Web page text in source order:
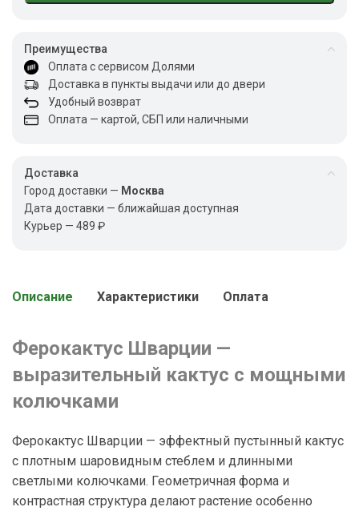
Преимущества
Оплата с сервисом Долями
Доставка в пункты выдачи или до двери
Удобный возврат
Оплата — картой, СБП или наличными
Доставка
Город доставки — Москва
Дата доставки — ближайшая доступная
Курьер — 489 ₽
Описание Характеристики Оплата
Ферокактус Шварции —
выразительный кактус с мощными
колючками
Ферокактус Шварции — эффектный пустынный кактус
с плотным шаровидным стеблем и длинными
светлыми колючками. Геометричная форма и
контрастная структура делают растение особенно